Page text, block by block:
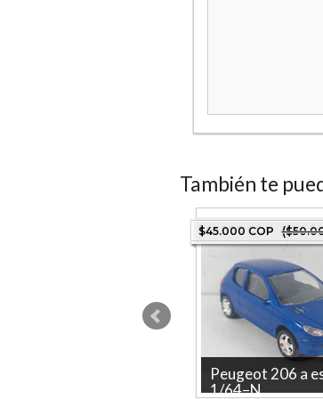
También te
$45.000 COP
Peugeot 206 a
1/64–N...